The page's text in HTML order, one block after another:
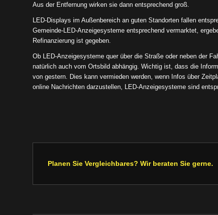
Aus der Entfernung wirken sie dann entsprechend groß.
LED-Displays im Außenbereich an guten Standorten fallen
Gemeinde-LED-Anzeigesysteme entsprechend vermarktet,
Refinanzierung ist gegeben.
Ob LED-Anzeigesysteme quer über die Straße oder neben der
natürlich auch vom Ortsbild abhängig. Wichtig ist, dass die
von gestern. Dies kann vermieden werden, wenn Infos über
online Nachrichten darzustellen, LED-Anzeigesysteme sind
Planen Sie Vergleichbares? Wir beraten Sie gerne.